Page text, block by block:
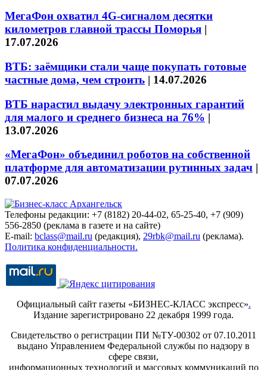
МегаФон охватил 4G-сигналом десятки
километров главной трассы Поморья |
17.07.2026
ВТБ: заёмщики стали чаще покупать готовые
частные дома, чем строить | 14.07.2026
ВТБ нарастил выдачу электронных гарантий
для малого и среднего бизнеса на 76% |
13.07.2026
«МегаФон» объединил роботов на собственной
платформе для автоматизации рутинных задач |
07.07.2026
Телефоны редакции: +7 (8182) 20-44-02, 65-25-40, +7 (909)
556-2850 (реклама в газете и на сайте)
E-mail: bclass@mail.ru (редакция), 29rbk@mail.ru (реклама).
Политика конфиденциальности.
Официальный сайт газеты «БИЗНЕС-КЛАСС экспресс».
Издание зарегистрировано 22 декабря 1999 года.
Свидетельство о регистрации ПИ №ТУ-00302 от 07.10.2011
выдано Управлением Федеральной службы по надзору в
сфере связи,
информационных технологий и массовых коммуникаций по